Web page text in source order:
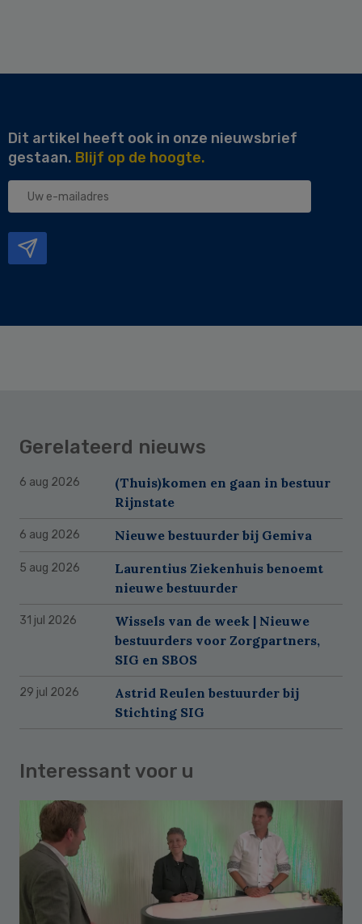
Dit artikel heeft ook in onze nieuwsbrief
gestaan. Blijf op de hoogte.
Uw
Gerelateerd nieuws
6 aug 2026
(Thuis)komen en gaan in bestuur
Rijnstate
6 aug 2026 Nieuwe bestuurder bij Gemiva
5 aug 2026
Laurentius Ziekenhuis benoemt
nieuwe bestuurder
31 jul 2026
Wissels van de week | Nieuwe
bestuurders voor Zorgpartners,
SIG en SBOS
29 jul 2026
Astrid Reulen bestuurder bij
Stichting SIG
Interessant voor u